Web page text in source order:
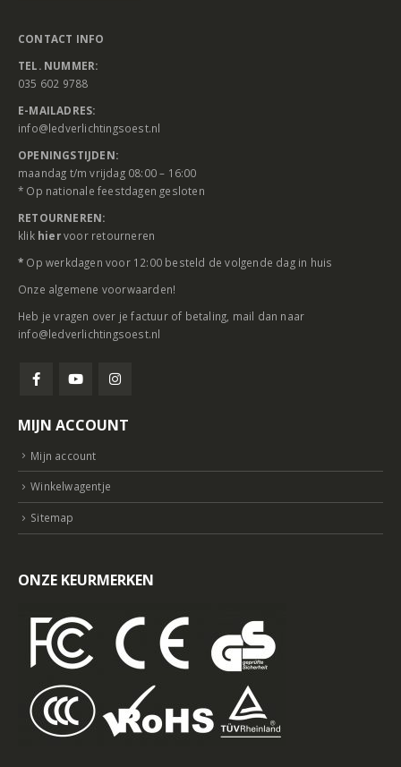
CONTACT INFO
TEL. NUMMER:
035 602 9788
E-MAILADRES:
info@ledverlichtingsoest.nl
OPENINGSTIJDEN:
maandag t/m vrijdag 08:00 – 16:00
* Op nationale feestdagen gesloten
RETOURNEREN:
klik hiervoor retourneren
* Op werkdagen voor 12:00 besteld de volgende dag in huis
Onze algemene voorwaarden!
Heb je vragen over je factuur of betaling, mail dan naar
info@ledverlichtingsoest.nl
MIJN ACCOUNT
Mijn account
Winkelwagentje
Sitemap
ONZE KEURMERKEN